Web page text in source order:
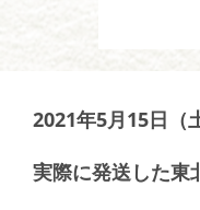
2021年5月15日
実際に発送した東